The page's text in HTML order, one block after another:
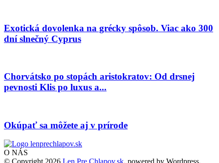
Exotická dovolenka na grécky spôsob. Viac ako 300
dní slnečný Cyprus
Chorvátsko po stopách aristokratov: Od drsnej
pevnosti Klis po luxus a...
Okúpať sa môžete aj v prírode
O NÁS